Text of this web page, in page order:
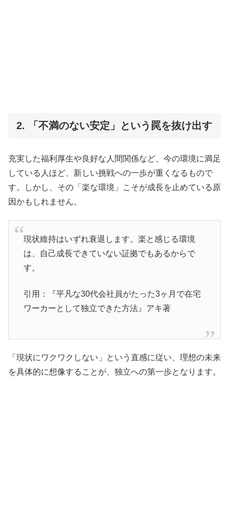
2. 「不満のない安定」という罠を抜け出す
充実した福利厚生や良好な人間関係など、今の環境に満足
している人ほど、新しい挑戦への一歩が重くなるもので
す。しかし、その「楽な環境」こそが成長を止めている原
因かもしれません。
現状維持はいずれ衰退します。楽と感じる環境
は、自己成長できていない証拠でもあるからで
す。
引用：『平凡な30代会社員がたった3ヶ月で在宅
ワーカーとして独立できた方法』アキ著
「現状にワクワクしない」という直感に従い、理想の未来
を具体的に想像することが、独立への第一歩となります。